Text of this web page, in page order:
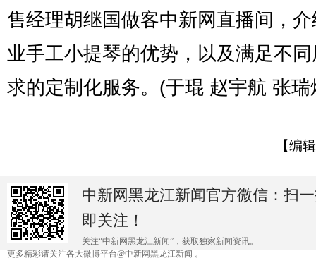
售经理胡继国做客中新网直播间，
业手工小提琴的优势，以及满足不
求的定制化服务。(于琨 赵宇航 张瑞
【编
中新网黑龙江新闻官方微信：扫
即关注！
关注“中新网黑龙江新闻”，获取独家新闻资讯。
更多精彩请关注各大微博平台@中新网黑龙江新闻 。